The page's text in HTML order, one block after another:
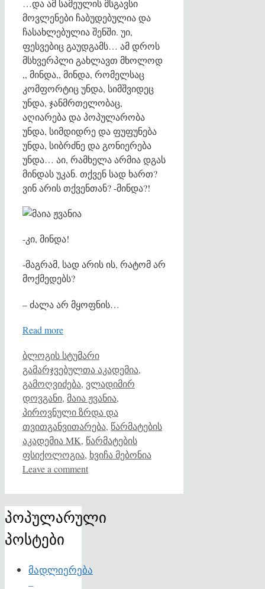
…და ამ სამეულის მსგავსი
მოვლენები ჩაბუდებულია და
ჩასახლებულია შენში. უი,
ფესვებიც გაუდგამს… ამ დროს
მსხვერპლი გახლავთ მხოლოდ
,, მინდა,, მინდა, რომელსაც
კომფორტიც უნდა, სიმშვიდეც
უნდა, ჯანმრთელობაც,
აღიარება და პოპულარობა
უნდა, სიმდიდრე და ფუფუნება
უნდა, სიბრძნე და გონიერება
უნდა… აი, რამხელა არმია დგას
მინდას უკან. თქვენ სად ხართ?
ვინ არის თქვენთან? -მინდა?!
-კი, მინდა!
-მაგრამ, სად არის ის, რატომ არ
მოქმედებს?
– ძალა არ მყოფნის…
Read more
Categories
ბლოგის სტუმარიTags
გამარჯვებულთა აკადემია,
გამოღვიძება, ვლადიმირ
დოვგანი, მაია ჟვანია,
პიროვნული ზრდა და
თვითგანვითარება, წარმატების
აკადემია MK, წარმატების
ფსიქოლოგია, ხვიჩა მებონია
Leave a comment
პოპულარული
პოსტები
მადლიერება
–